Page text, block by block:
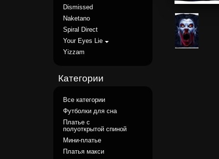
Dismissed
Naketano
Spiral Direct
Your Eyes Lie
Yizzam
Категории
Все категории
Футболки для сна
Платье с
полуоткрытой спиной
Мини-платье
Платья макси